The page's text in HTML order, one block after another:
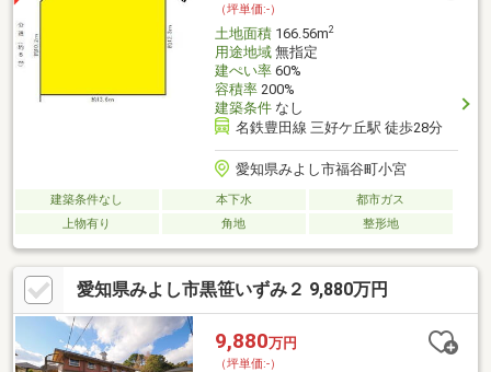
（坪単価:-）
土地面積166.56m2
用途地域無指定
建ぺい率60%
容積率200%
建築条件なし
名鉄豊田線 三好ケ丘駅 徒歩28分
愛知県みよし市福谷町小宮
建築条件なし 本下水
都市ガス
上物有り
角地 整形地
愛知県みよし市黒笹いずみ２ 9,880万円
9,880万円
（坪単価:-）